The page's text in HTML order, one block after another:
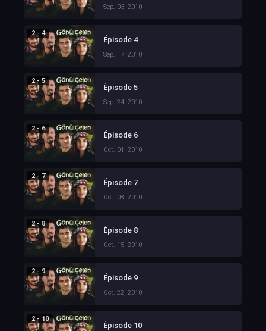
Sep. 03, 2010
2 - 4
Épisode 4
Sep. 17, 2010
2 - 5
Épisode 5
Sep. 24, 2010
2 - 6
Épisode 6
Oct. 01, 2010
2 - 7
Épisode 7
Oct. 08, 2010
2 - 8
Épisode 8
Oct. 15, 2010
2 - 9
Épisode 9
Oct. 22, 2010
2 - 10
Épisode 10